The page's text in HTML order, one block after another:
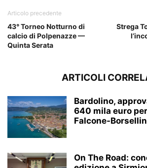
Articolo precedente
43° Torneo Notturno di
calcio di Polpenazze —
Quinta Serata
Strega
ARTICOLI
Bardolino,
640 mila euro
Falcone-
On The Road: